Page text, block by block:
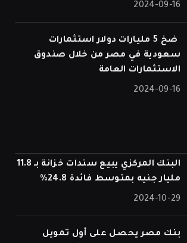
2024-09-16
⁠ ضخ 5 مليارات دولار استثمارات
سعودية في مصر من خلال صندوق
الاستثمارات العامة
2024-09-16
البنك المركزي يبيع سندات خزانة بـ 11.8
مليار جنيه بمتوسط فائدة 24.8%
2024-10-29
بنك مصر يحصل على أول تمويل